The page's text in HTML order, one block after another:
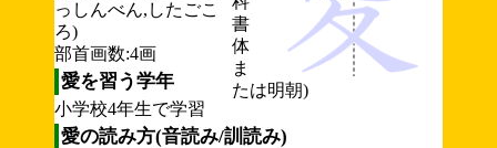
書
体
ま
たは明朝)
っしんべん,したごこ
ろ)
部首画数:4画
愛を習う学年
小学校4年生で学習
愛の読み方(音読み/訓読み)